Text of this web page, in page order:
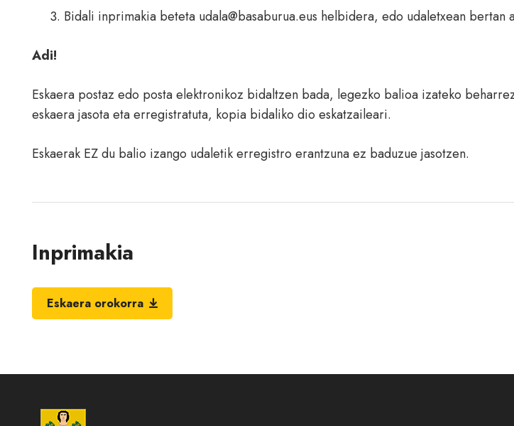
Bidali inprimakia beteta udala@basaburua.eus helbidera, edo udaletxean bertan
Adi!
Eskaera postaz edo posta elektronikoz bidaltzen bada, legezko balioa izateko
eskaera jasota eta erregistratuta, kopia bidaliko dio eskatzaileari.
Eskaerak EZ du balio izango udaletik erregistro erantzuna ez baduzue jasotzen.
Inprimakia
Eskaera orokorra